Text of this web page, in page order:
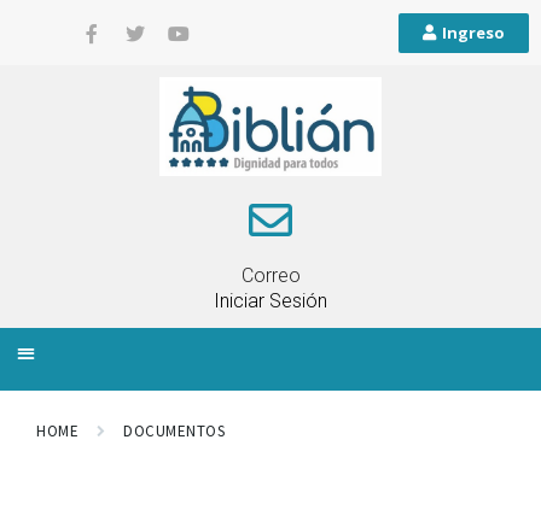
Ingreso
Correo
Iniciar Sesión
HOME DOCUMENTOS